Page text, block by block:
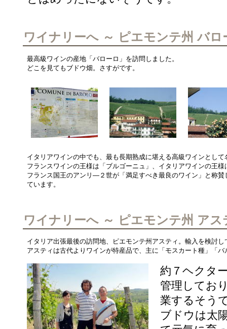
ワイナリーへ ～ ピエモンテ州 バロ
最高級ワインの産地「バローロ」を訪問しました。
どこを見てもブドウ畑。さすがです。
イタリアワインの中でも、最も長期熟成に堪える高級ワインとして
フランスワインの王様は「ブルゴーニュ」、イタリアワインの王
フランス国王のアンリ―２世が「満足すべき最良のワイン」と称
ています。
ワイナリーへ ～ ピエモンテ州 アス
イタリア出張最後の訪問地、ピエモンテ州アスティ。輸入を検討
アスティは古代よりワインが特産品で、主に「モスカート種」「
約７ヘクタ
管理してお
業するそう
ブドウは太